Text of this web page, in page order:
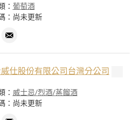
： 葡萄酒
：尚未更新
仕股份有限公司台灣分公司
： 威士忌/烈酒/蒸餾酒
：尚未更新